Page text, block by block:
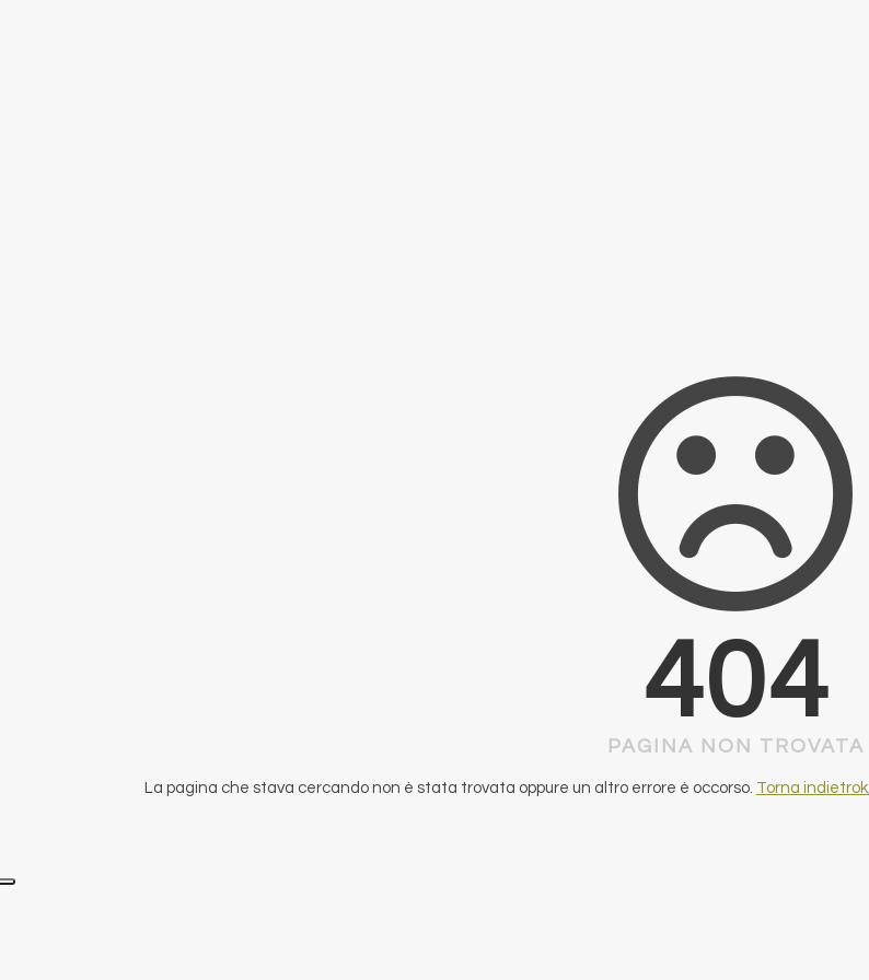
404
PAGINA NON TROVATA
La pagina che stava cercando non è stata trovata oppure un altro errore è occorso. Torna indietrok